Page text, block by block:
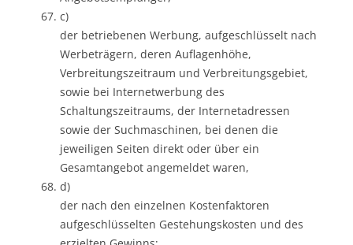
c)
der betriebenen Werbung, aufgeschlüsselt nach
Werbeträgern, deren Auflagenhöhe,
Verbreitungszeitraum und Verbreitungsgebiet,
sowie bei Internetwerbung des
Schaltungszeitraums, der Internetadressen
sowie der Suchmaschinen, bei denen die
jeweiligen Seiten direkt oder über ein
Gesamtangebot angemeldet waren,
d)
der nach den einzelnen Kostenfaktoren
aufgeschlüsselten Gestehungskosten und des